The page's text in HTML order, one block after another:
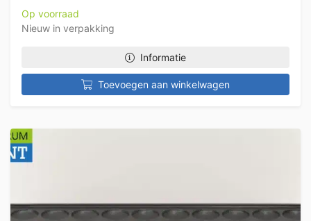
Op voorraad
Nieuw in verpakking
Informatie
Toevoegen aan winkelwagen